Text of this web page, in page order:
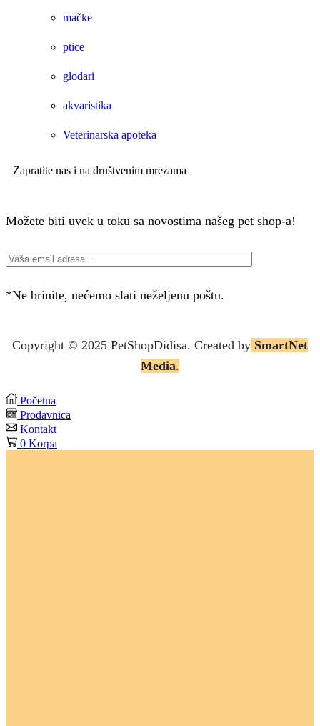
mačke
ptice
glodari
akvaristika
Veterinarska apoteka
Zapratite nas i na društvenim mrezama
Možete biti uvek u toku sa novostima našeg pet shop-a!
*Ne brinite, nećemo slati neželjenu poštu.
Copyright © 2025 PetShopDidisa. Created by SmartNet
Media.
Početna
Prodavnica
Kontakt
0 Korpa